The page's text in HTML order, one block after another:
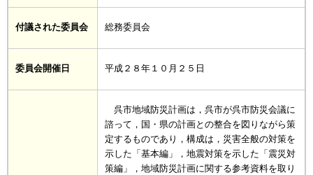
付議された委員会 総務委員会
委員会開催日 平成２８年１０月２５日
呉市地域防災計画は，呉市が呉市防災会議に
諮って，国・県の計画との整合を図りながら策
定するものであり，構成は，災害全般の対策を
示した「基本編」，地震対策を示した「震災対
策編」，地域防災計画に関する参考資料を取り